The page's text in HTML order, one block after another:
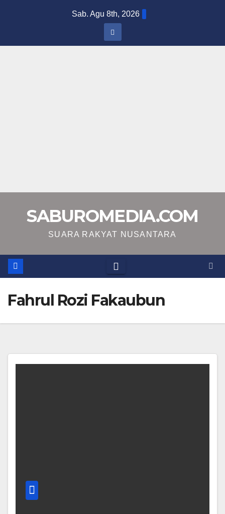
Sab. Agu 8th, 2026
SABUROMEDIA.COM
SUARA RAKYAT NUSANTARA
Fahrul Rozi Fakaubun